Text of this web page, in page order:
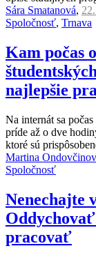
Sára Smatanová,
Spoločnosť, Trnava
Kam počas
najlepšie
Na internát sa
príde až o dve
ktoré sú
Martina
Spoločnosť
Nenechajte
pracovať